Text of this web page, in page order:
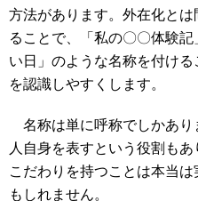
方法があります。外在化と
ることで、「私の〇〇体験
い日」のような名称を付け
を認識しやすくします。
名称は単に呼称でしかあり
人自身を表すという役割も
こだわりを持つことは本当
もしれません。